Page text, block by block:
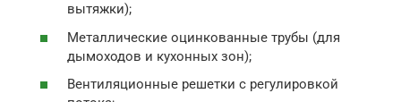
вытяжки);
Металлические оцинкованные трубы (для
дымоходов и кухонных зон);
Вентиляционные решетки с регулировкой